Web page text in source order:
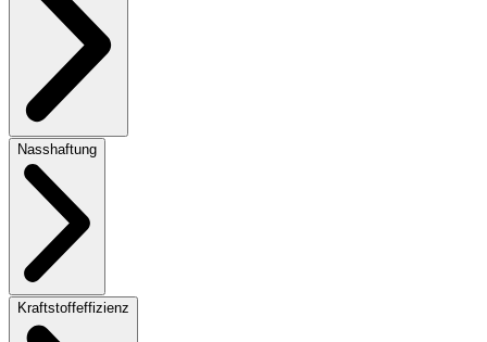
Nasshaftung
Kraftstoffeffizienz